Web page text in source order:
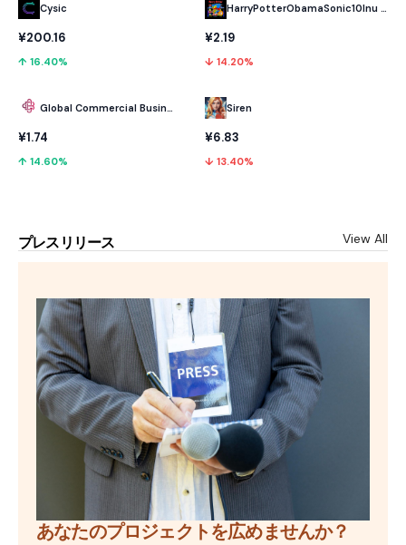
Cysic
¥200.16
↑ 16.40%
Global Commercial Business
¥1.74
↑ 14.60%
HarryPotterObamaSonic10Inu (ETH)
¥2.19
↓ 14.20%
Siren
¥6.83
↓ 13.40%
プレスリリース View All
あなたのプロジェクトを広めませんか？